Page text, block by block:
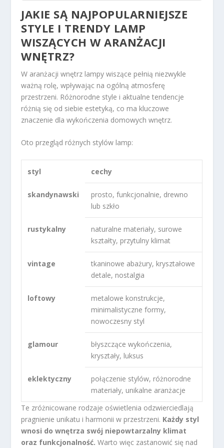
JAKIE SĄ NAJPOPULARNIEJSZE
STYLE I TRENDY LAMP
WISZĄCYCH W ARANŻACJI
WNĘTRZ?
W aranżacji wnętrz lampy wiszące pełnią niezwykle
ważną rolę, wpływając na ogólną atmosferę
przestrzeni. Różnorodne style i aktualne tendencje
różnią się od siebie estetyką, co ma kluczowe
znaczenie dla wykończenia domowych wnętrz.
Oto przegląd różnych stylów lamp:
styl cechy
skandynawski
prosto, funkcjonalnie, drewno
lub szkło
rustykalny
naturalne materiały, surowe
kształty, przytulny klimat
vintage
tkaninowe abażury, kryształowe
detale, nostalgia
loftowy
metalowe konstrukcje,
minimalistyczne formy,
nowoczesny styl
glamour
błyszczące wykończenia,
kryształy, luksus
eklektyczny
połączenie stylów, różnorodne
materiały, unikalne aranżacje
Te zróżnicowane rodzaje oświetlenia odzwierciedlają
pragnienie unikatu i harmonii w przestrzeni. Każdy styl
wnosi do wnętrza swój niepowtarzalny klimat
oraz funkcjonalność. Warto więc zastanowić się nad